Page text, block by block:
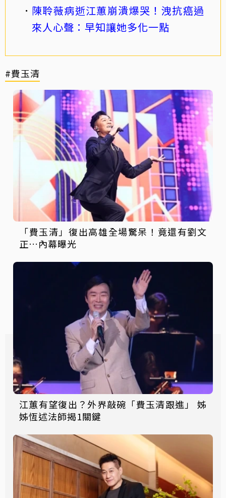
陳聆薇病逝江蕙崩潰爆哭！洩抗癌過
來人心聲：早知讓她多化一點
#費玉清
「費玉清」復出高雄全場驚呆！竟還有劉文
正…內幕曝光
江蕙有望復出？外界敲碗「費玉清跟進」 姊
姊恆述法師揭1關鍵